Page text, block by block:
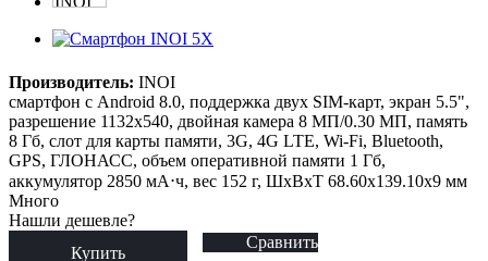
Производитель: INOI
смартфон с Android 8.0, поддержка двух SIM-карт, экран 5.5",
разрешение 1132x540, двойная камера 8 МП/0.30 МП, память
8 Гб, слот для карты памяти, 3G, 4G LTE, Wi-Fi, Bluetooth,
GPS, ГЛОНАСС, объем оперативной памяти 1 Гб,
аккумулятор 2850 мА⋅ч, вес 152 г, ШxВxТ 68.60x139.10x9 мм
Много
Нашли дешевле?
Купить
Сравнить